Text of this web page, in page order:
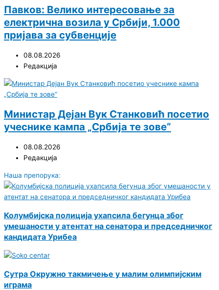
Павков: Велико интересовање за
електрична возила у Србији, 1.000
пријава за субвенције
08.08.2026
Редакција
Министар Дејан Вук Станковић посетио
учеснике кампа „Србија те зове“
08.08.2026
Редакција
Наша препорука:
Колумбијска полиција ухапсила бегунца због
умешаности у атентат на сенатора и председничког
кандидата Урибеа
Сутра Окружно такмичење у малим олимпијским
играма